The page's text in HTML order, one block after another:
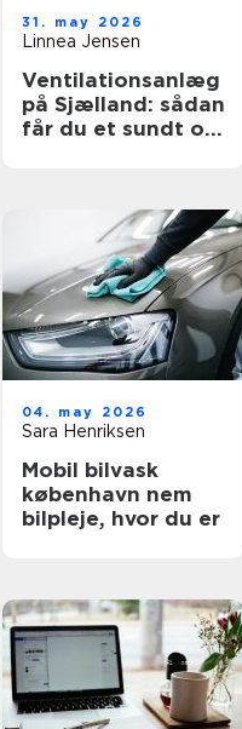
31. may 2026
Linnea Jensen
Ventilationsanlæg
på Sjælland: sådan
får du et sundt og
04. may 2026
Sara Henriksen
Mobil bilvask
københavn nem
bilpleje, hvor du er